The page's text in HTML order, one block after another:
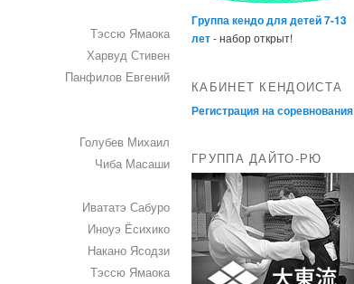
Тэссю Ямаока
Харвуд Стивен
Панфилов Евгений
Голубев Михаил
Чиба Масаши
Ивататэ Сабуро
Иноуэ Ёсихико
Накано Ясодзи
Тэссю Ямаока
Группа кендо для детей 7-13
лет- набор открыт!
КАБИНЕТ КЕНДОИСТА
Регистрация на соревнования
ГРУППА ДАЙТО-РЮ